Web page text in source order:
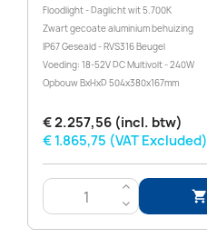
Floodlight - Daglicht wit 5.700K
Zwart gecoate aluminium behuizing
IP67 Geseald - RVS316 Beugel
Voeding: 18-52V DC Multivolt - 240W
Opbouw BxHxD 504x380x167mm
€ 2.257,56 (incl. btw)
€ 1.865,75 (VAT Excluded)
>
<
